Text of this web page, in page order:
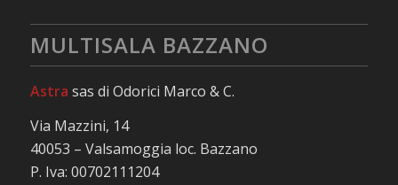
MULTISALA BAZZANO
Astra sas di Odorici Marco & C.
Via Mazzini, 14
40053 – Valsamoggia loc. Bazzano
P. Iva: 00702111204